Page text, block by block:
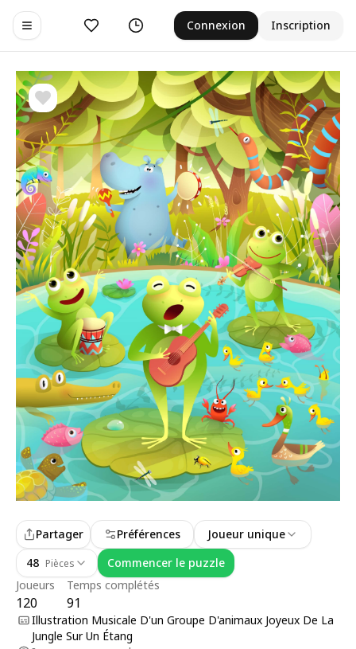
Toggle navigation menu
Aimer Historique Connexion Inscription
Joueurs
120
Temps complétés
91
Partager Préférences
Joueur unique
48 Pièces Commencer le puzzle
Illustration Musicale D'un Groupe D'animaux Joyeux De La
Jungle Sur Un Étang